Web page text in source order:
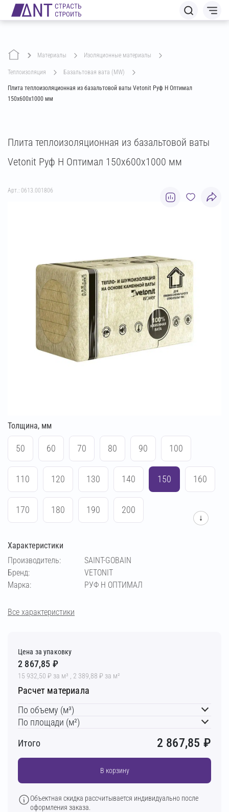
Материалы изоляционные материалы
теплоизоляция базальтовая вата (MW)
Плита теплоизоляционная из базальтовой ваты Vetonit Руф Н Оптимал
150х600х1000 мм
Плита теплоизоляционная из базальтовой ваты
Vetonit Руф Н Оптимал 150х600х1000 мм
Арт.: 0613.001806
Толщина, мм
50 60 70 80 90 100
110 120 130 140 150 160
170 180 190 200
↓
Характеристики
Производитель:
SAINT-GOBAIN
Бренд:
VETONIT
Марка:
РУФ Н ОПТИМАЛ
Все характеристики
Цена за упаковку
2 867,85 ₽
15 932,50 ₽ за м³ , 2 389,88 ₽ за м²
Расчет материала
По объему (м³)
По площади (м²)
Итого
2 867,85 ₽
В корзину
Объектная скидка рассчитывается индивидуально после
оформления заказа.